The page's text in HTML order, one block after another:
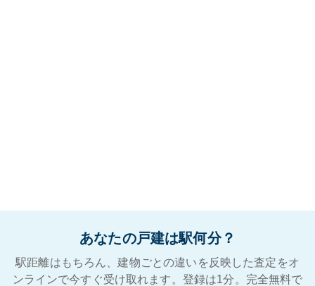
あなたの戸建は駅何分？
駅距離はもちろん、建物ごとの違いを反映した査定をオ
ンラインで今すぐ受け取れます。登録は1分。完全無料で